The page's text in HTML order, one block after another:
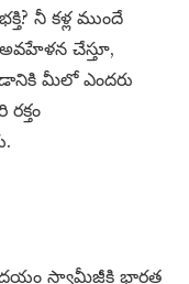
నీ కళ్ల ముందే
చేస్తూ,
మీలో ఎందరు
స్వామీజీకి భారత